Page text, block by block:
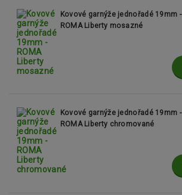
Kovové garnýže jednořadé 19mm -
ROMA Liberty mosazné
Kovové garnýže jednořadé 19mm -
ROMA Liberty chromované